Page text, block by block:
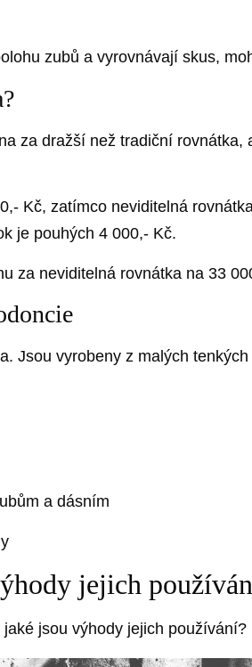
zubů a vyrovnávají skus,
za dražší než tradiční
Kč, zatímco neviditelná
je pouhých 4 000,- Kč.
za neviditelná rovnátka na 33
Jsou vyrobeny z malých
a dásním
jejich
jsou výhody jejich používání?